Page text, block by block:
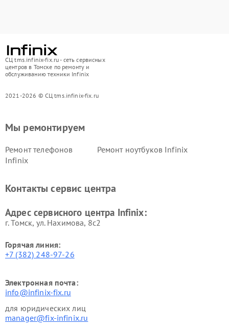
СЦ tms.infinix-fix.ru - сеть сервисных
центров в Томске по ремонту и
обслуживанию техники Infinix
2021-2026 © СЦ tms.infinix-fix.ru
Мы ремонтируем
Ремонт телефонов
Infinix
Ремонт ноутбуков Infinix
Контакты сервис центра
Адрес сервисного центра Infinix:
г. Томск, ул. Нахимова, 8с2
Горячая линия:
+7 (382) 248-97-26
Электронная почта:
info@infinix-fix.ru
для юридических лиц
manager@fix-infinix.ru